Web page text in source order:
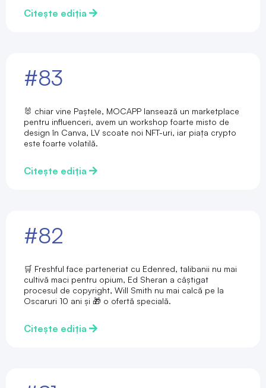
Citește ediția
#83
🐰 chiar vine Paștele, MOCAPP lansează un marketplace
pentru influenceri, avem un workshop foarte misto de
design în Canva, LV scoate noi NFT-uri, iar piața crypto
este foarte volatilă.
Citește ediția
#82
🛒 Freshful face parteneriat cu Edenred, talibanii nu mai
cultivă maci pentru opium, Ed Sheran a câștigat
procesul de copyright, Will Smith nu mai calcă pe la
Oscaruri 10 ani și 🎁 o ofertă specială.
Citește ediția